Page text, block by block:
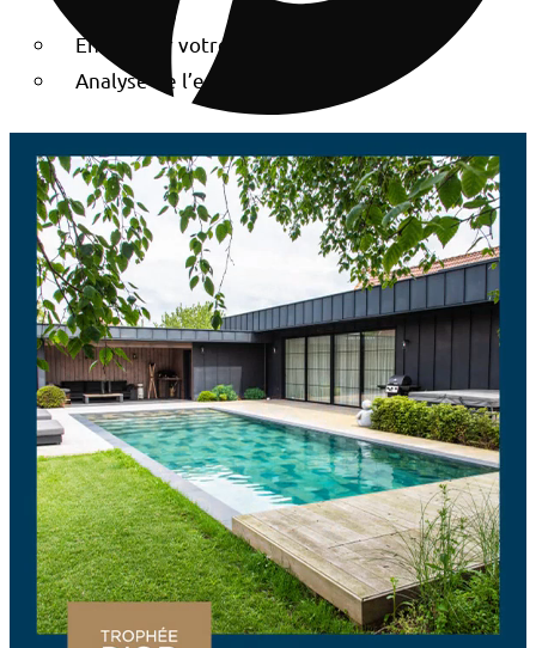
Entretenir votre piscine
Analyse de l’eau
Contrats d’entretien
Conseils